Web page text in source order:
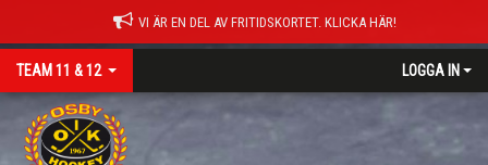
VI ÄR EN DEL AV FRITIDSKORTET. KLICKA HÄR!
TEAM 11 & 12 LOGGA IN